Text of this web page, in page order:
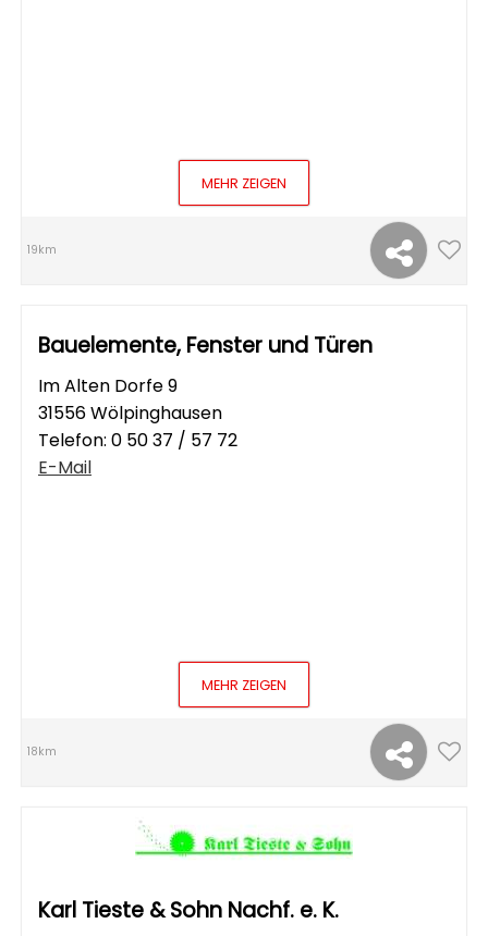
MEHR ZEIGEN
19km
Bauelemente, Fenster und Türen
Im Alten Dorfe 9
31556 Wölpinghausen
Telefon: 0 50 37 / 57 72
E-Mail
MEHR ZEIGEN
18km
Karl Tieste & Sohn Nachf. e. K.